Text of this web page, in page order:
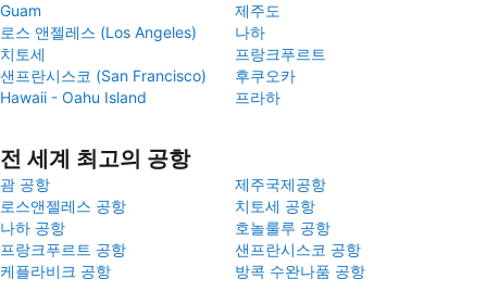
Guam
제주도
로스 앤젤레스 (Los Angeles)
나하
치토세
프랑크푸르트
샌프란시스코 (San Francisco)
후쿠오카
Hawaii - Oahu Island
프라하
전 세계 최고의 공항
괌 공항
제주국제공항
로스앤젤레스 공항
치토세 공항
나하 공항
호놀룰루 공항
프랑크푸르트 공항
샌프란시스코 공항
케플라비크 공항
방콕 수완나품 공항